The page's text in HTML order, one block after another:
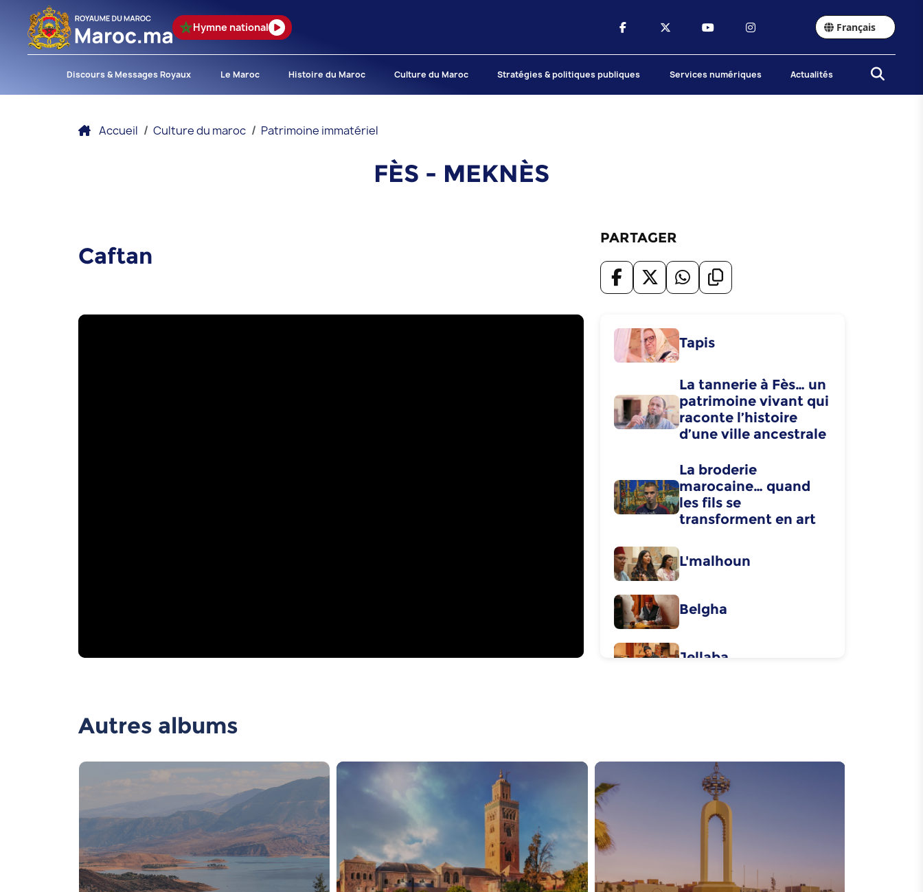
Hymne national Français
Discours & Messages Royaux Le Maroc Histoire du Maroc Culture du Maroc Stratégies & politiques publiques Services numériques Actualités
Accueil Culture du maroc Patrimoine immatériel
FÈS - MEKNÈS
Caftan
PARTAGER
Tapis
La tannerie à Fès… un
patrimoine vivant qui
raconte l’histoire
d’une ville ancestrale
La broderie
marocaine… quand
les fils se
transforment en art
L'malhoun
Belgha
Jellaba
patrimoine culturel
du Maroc
Harira
Autres albums